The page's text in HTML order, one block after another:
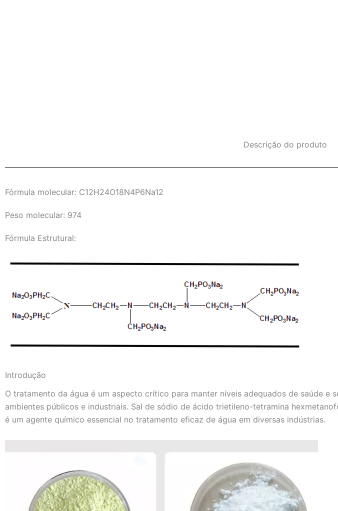
Descrição do produto
Fórmula molecular: C12H24O18N4P6Na12
Peso molecular: 974
Fórmula Estrutural:
Introdução
O tratamento da água é um aspecto crítico para manter níveis adequados de saúde e
ambientes públicos e industriais. Sal de sódio de ácido trietileno-tetramina
é um agente químico essencial no tratamento eficaz de água em diversas indústrias.